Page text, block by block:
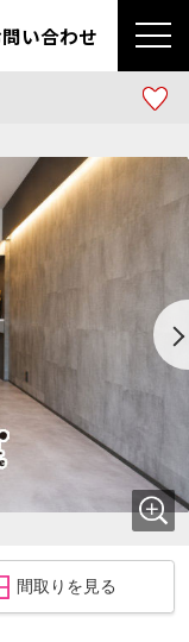
い合わせ
間取りを見る